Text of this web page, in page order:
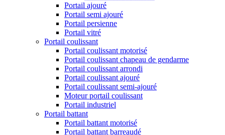
Portail ajouré
Portail semi ajouré
Portail persienne
Portail vitré
Portail coulissant
Portail coulissant motorisé
Portail coulissant chapeau de gendarme
Portail coulissant arrondi
Portail coulissant ajouré
Portail coulissant semi-ajouré
Moteur portail coulissant
Portail industriel
Portail battant
Portail battant motorisé
Portail battant barreaudé